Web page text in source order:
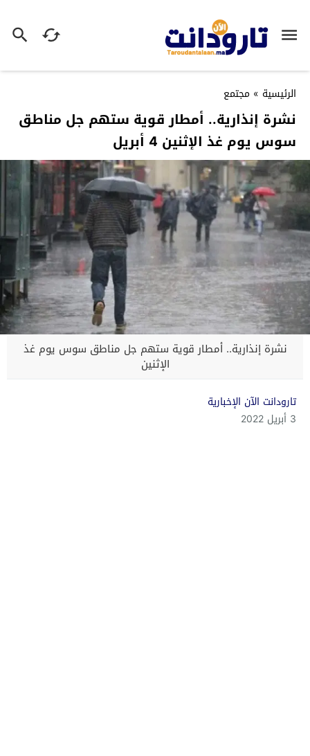
الرئيسية » مجتمع
نشرة إنذارية.. أمطار قوية ستهم جل مناطق
سوس يوم غذ الإثنين 4 أبريل
نشرة إنذارية.. أمطار قوية ستهم جل مناطق سوس يوم غذ
الإثنين
تارودانت الآن الإخبارية
3 أبريل 2022